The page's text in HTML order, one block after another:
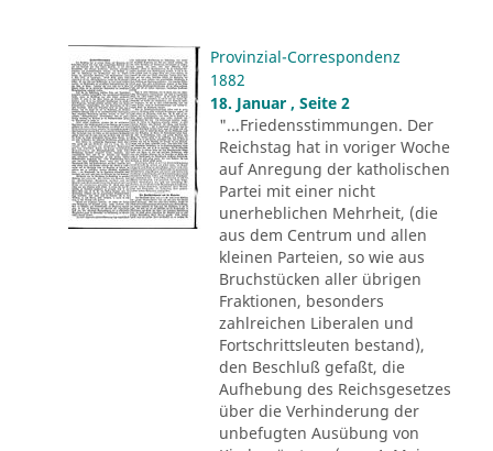
Provinzial-Correspondenz
1882
18. Januar , Seite 2
"...Friedensstimmungen. Der
Reichstag hat in voriger Woche
auf Anregung der katholischen
Partei mit einer nicht
unerheblichen Mehrheit, (die
aus dem Centrum und allen
kleinen Parteien, so wie aus
Bruchstücken aller übrigen
Fraktionen, besonders
zahlreichen Liberalen und
Fortschrittsleuten bestand),
den Beschluß gefaßt, die
Aufhebung des Reichsgesetzes
über die Verhinderung der
unbefugten Ausübung von